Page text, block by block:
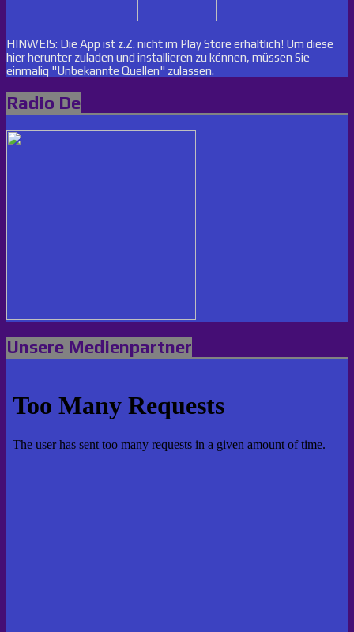
HINWEIS: Die App ist z.Z. nicht im Play Store erhältlich! Um diese
hier herunter zuladen und installieren zu können, müssen Sie
einmalig "Unbekannte Quellen" zulassen.
Radio De
Unsere Medienpartner